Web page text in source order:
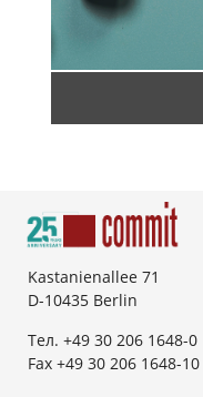
Kastanienallee 71
D-10435 Berlin
Тел. +49 30 206 1648-0
Fax +49 30 206 1648-10